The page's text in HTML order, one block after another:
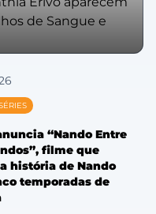
“Nando Entre
filme que
história de Nando
temporadas de